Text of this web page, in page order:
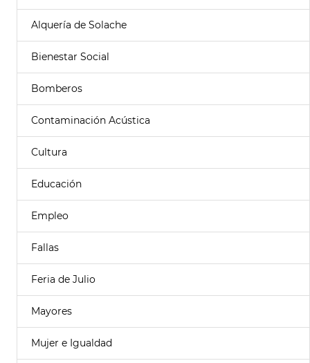
Alquería de Solache
Bienestar Social
Bomberos
Contaminación Acústica
Cultura
Educación
Empleo
Fallas
Feria de Julio
Mayores
Mujer e Igualdad